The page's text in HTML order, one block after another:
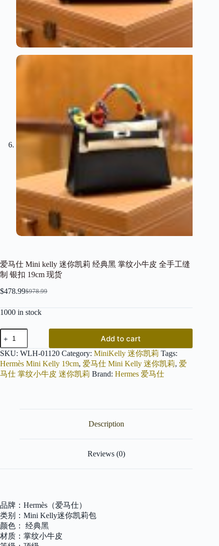
爱马仕 Mini kelly 迷你凯莉 经典黑 掌纹小牛皮 全手工缝
制 银扣 19cm 现货
$978.99
Original
was:
$478.99Current
is:
1000 in stock
爱
马
仕
Mini
kelly
迷
牛
工
缝
制
银
Add to cart
SKU: WLH-01120 Category: MiniKelly 迷你凯莉 Tags:
Hermès Mini Kelly 19cm, 爱马仕 Mini Kelly 迷你凯莉, 爱
马仕 掌纹小牛皮 迷你凯莉 Brand: Hermes 爱马仕
Description
Reviews (0)
品牌：Hermès（爱马仕）
类别：Mini Kelly迷你凯莉包
颜色： 经典黑
材质：掌纹小牛皮